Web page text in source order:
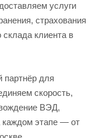
услуги
страхования
клиента в
для
скорость,
ВЭД,
каждом этапе — от